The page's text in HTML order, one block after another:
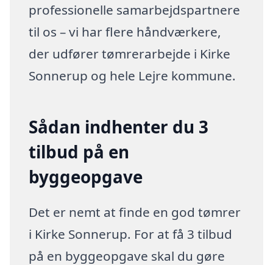
professionelle samarbejdspartnere
til os – vi har flere håndværkere,
der udfører tømrerarbejde i Kirke
Sonnerup og hele Lejre kommune.
Sådan indhenter du 3
tilbud på en
byggeopgave
Det er nemt at finde en god tømrer
i Kirke Sonnerup. For at få 3 tilbud
på en byggeopgave skal du gøre